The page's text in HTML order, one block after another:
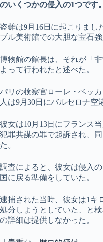
のいくつかの侵入の1つです。
盗難は9月16日に起こりまし
ブル美術館での大胆な宝石強
博物館の館長は、それが「
よって行われたと述べた。
パリの検察官ローレ・ベッ
人は9月30日にバルセロナ空
彼女は10月13日にフランス
犯罪共謀の罪で起訴され、
た。
調査によると、彼女は侵入
国に戻る準備をしていた。
逮捕された当時、彼女は1キ
処分しようとしていた、と
の詳細は提供しなかった。